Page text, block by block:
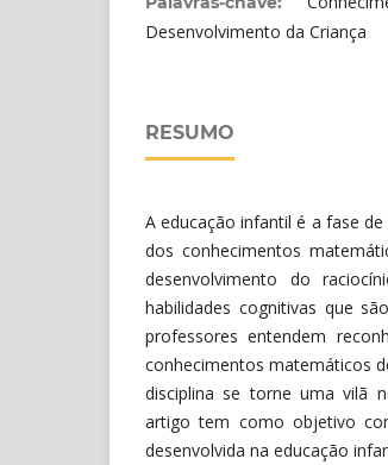
Desenvolvimento da Criança
RESUMO
A educação infantil é a fase
dos conhecimentos
desenvolvimento do
habilidades cognitivas que
professores entendem
conhecimentos matemáticos
disciplina se torne uma vilã
artigo tem como objetivo
desenvolvida na educação